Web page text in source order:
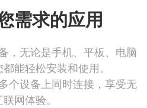
需求的应用
，无论是手机、平板、电脑
能轻松安装和使用。
个设备上同时连接，享受无
网体验。